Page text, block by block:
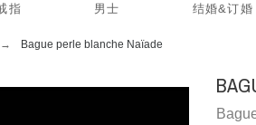
指 男士 结婚&订婚
Bague perle blanche Naïade